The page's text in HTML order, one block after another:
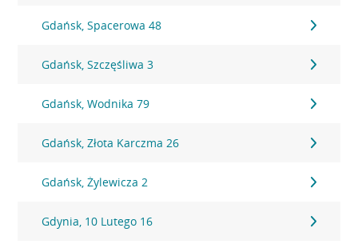
Gdańsk, Spacerowa 48
Gdańsk, Szczęśliwa 3
Gdańsk, Wodnika 79
Gdańsk, Złota Karczma 26
Gdańsk, Żylewicza 2
Gdynia, 10 Lutego 16